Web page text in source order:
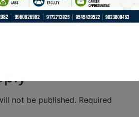
24/7 Ограниченная
not be published. Required